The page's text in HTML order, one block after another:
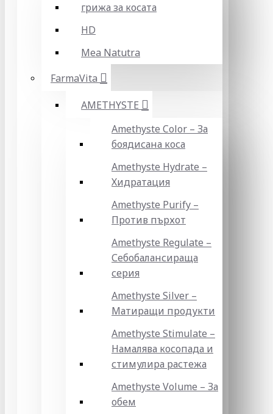
грижа за косата
HD
Mea Natutra
FarmaVita
AMETHYSTE
Amethyste Color – За
боядисана коса
Amethyste Hydrate –
Хидратация
Amethyste Purify –
Против пърхот
Amethyste Regulate –
Себобалансираща
серия
Amethyste Silver –
Матиращи продукти
Amethyste Stimulate –
Намалява косопада и
стимулира растежа
Amethyste Volume – За
обем